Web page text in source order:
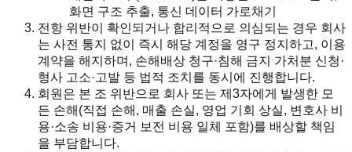
화면 구조 추출, 통신 데이터 가로채기
전항 위반이 확인되거나 합리적으로 의심되는 경우 회사
는 사전 통지 없이 즉시 해당 계정을 영구 정지하고, 이용
계약을 해지하며, 손해배상 청구·침해 금지 가처분 신청·
형사 고소·고발 등 법적 조치를 동시에 진행합니다.
회원은 본 조 위반으로 회사 또는 제3자에게 발생한 모
든 손해(직접 손해, 매출 손실, 영업 기회 상실, 변호사 비
용·소송 비용·증거 보전 비용 일체 포함)를 배상할 책임
을 부담합니다.